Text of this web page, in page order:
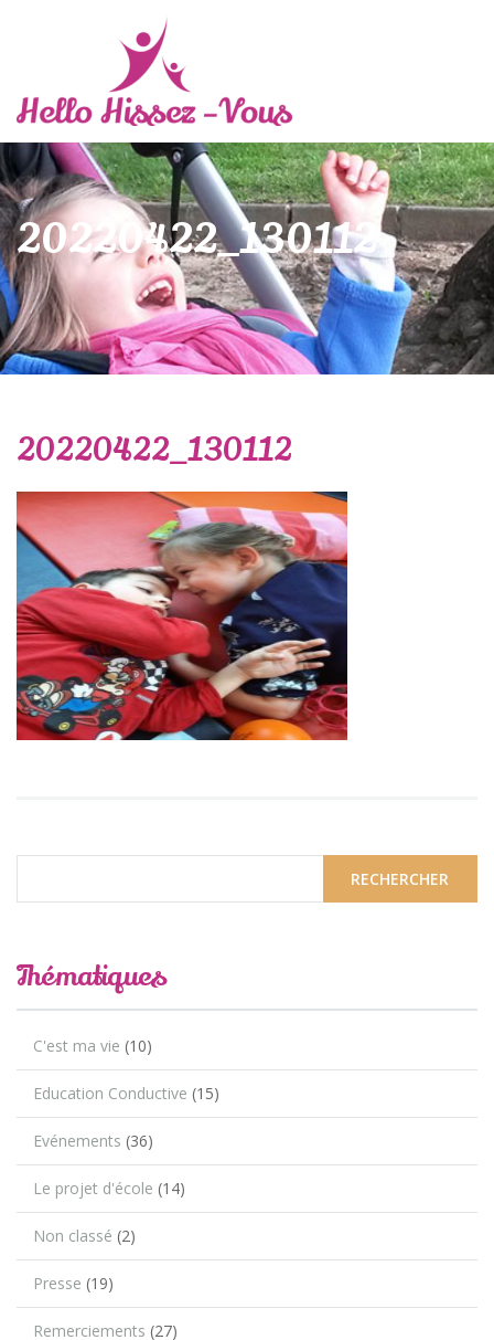
20220422_130112
20220422_130112
Thématiques
C'est ma vie (10)
Education Conductive (15)
Evénements (36)
Le projet d'école (14)
Non classé (2)
Presse (19)
Remerciements (27)